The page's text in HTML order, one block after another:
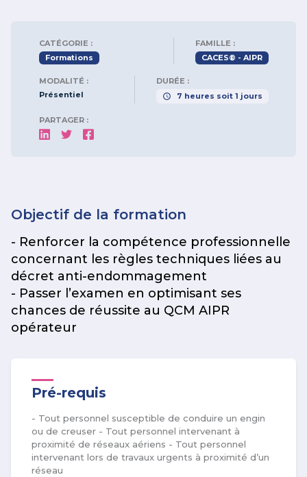
CATÉGORIE :
Formations
FAMILLE :
CACES® - AIPR
MODALITÉ :
Présentiel
DURÉE :
7 heures soit 1 jours
PARTAGER :
Objectif de la formation
- Renforcer la compétence professionnelle
concernant les règles techniques liées au
décret anti-endommagement
- Passer l’examen en optimisant ses
chances de réussite au QCM AIPR
opérateur
Pré-requis
- Tout personnel susceptible de conduire un engin
ou de creuser - Tout personnel intervenant à
proximité de réseaux aériens - Tout personnel
intervenant lors de travaux urgents à proximité d’un
réseau